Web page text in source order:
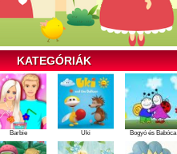
KATEGÓRIÁK
Barbie Uki Bogyó és Babóca